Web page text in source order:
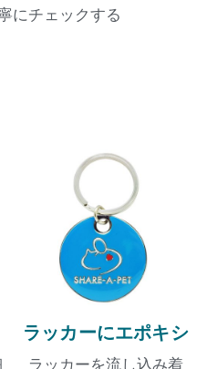
にチェックする
ラッカーにエポキシ
ラッカーを流し込み着